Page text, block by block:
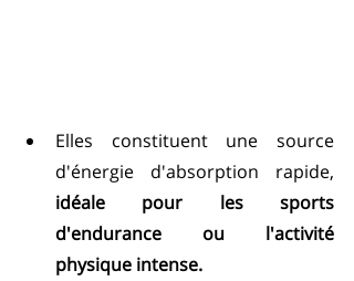
Elles constituent une source
idéale pour les sports
d'endurance ou l'activité
physique intense.